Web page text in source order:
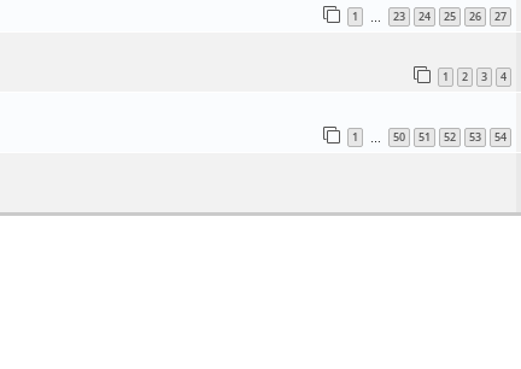
1 23 24 25 26 27
1 2 3 4
1 50 51 52 53 54